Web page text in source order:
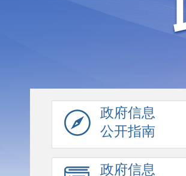
政府信息
公开指南
政府信息